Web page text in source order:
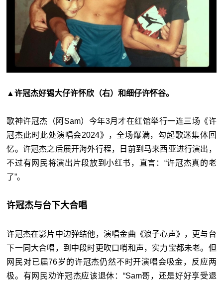
▲许冠杰好锡大仔许怀欣（右）和细仔许怀谷。
歌神许冠杰（阿Sam）今年3月才在红馆举行一连三场《许
冠杰此时此处演唱会2024》，全场爆满，勾起歌迷集体回
忆。许冠杰之后展开海外行程，日前到马来西亚进行演出，
不过有网民将演出片段放到小红书，直言：“许冠杰真的老
了”。
许冠杰与台下大合唱
许冠杰在影片中边弹结他，演唱金曲《浪子心声》，更与台
下一同大合唱，到中段时更吹口哨和声，实力宝都未老。但
网民对已届76岁的许冠杰仍然不时开演唱会吸金，反应两
极。有网民劝许冠杰应该退休：“Sam哥，还是好好享受退